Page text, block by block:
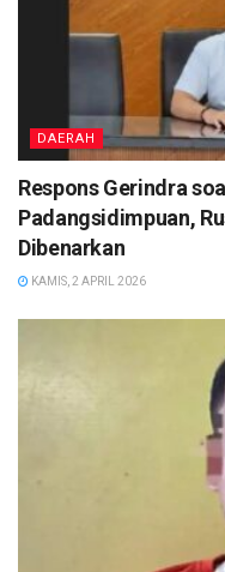
DAERAH
Respons Gerindra
Padangsidimpuan,
Dibenarkan
KAMIS, 2 APRIL 2026